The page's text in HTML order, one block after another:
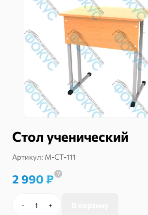
Стол ученический
Артикул: М-СТ-111
2 990 ₽
-
Количество
+